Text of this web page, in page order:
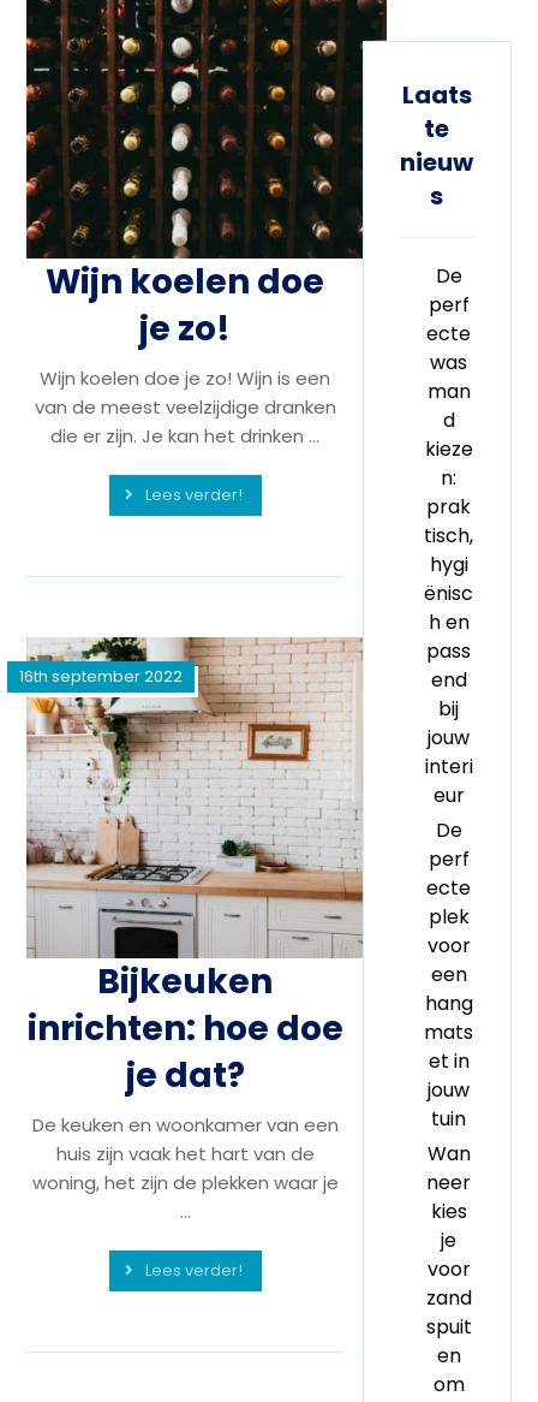
Wijn koelen doe
je zo!
Wijn koelen doe je zo! Wijn is een
van de meest veelzijdige dranken
die er zijn. Je kan het drinken ...
Lees verder!
Bijkeuken
inrichten: hoe doe
je dat?
16th september 2022
De keuken en woonkamer van een
huis zijn vaak het hart van de
woning, het zijn de plekken waar je
...
Lees verder!
Laats
te
nieuw
s
De
perf
ecte
was
man
d
kieze
n:
prak
tisch,
hygi
ënisc
h en
pass
end
bij
jouw
interi
eur
De
perf
ecte
plek
voor
een
hang
mats
et in
jouw
tuin
Wan
neer
kies
je
voor
zand
spuit
en
om